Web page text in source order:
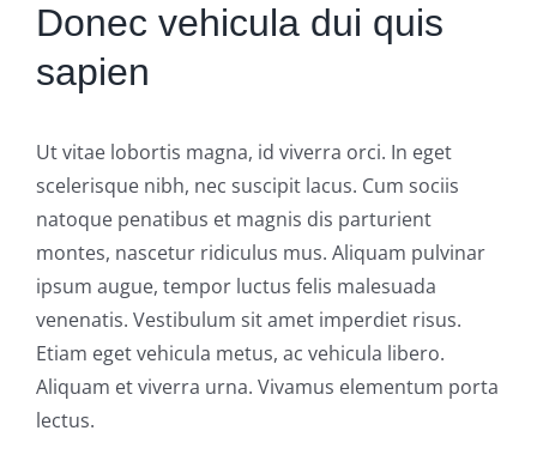
Donec vehicula dui quis
sapien
Ut vitae lobortis magna, id viverra orci. In eget
scelerisque nibh, nec suscipit lacus. Cum sociis
natoque penatibus et magnis dis parturient
montes, nascetur ridiculus mus. Aliquam pulvinar
ipsum augue, tempor luctus felis malesuada
venenatis. Vestibulum sit amet imperdiet risus.
Etiam eget vehicula metus, ac vehicula libero.
Aliquam et viverra urna. Vivamus elementum porta
lectus.